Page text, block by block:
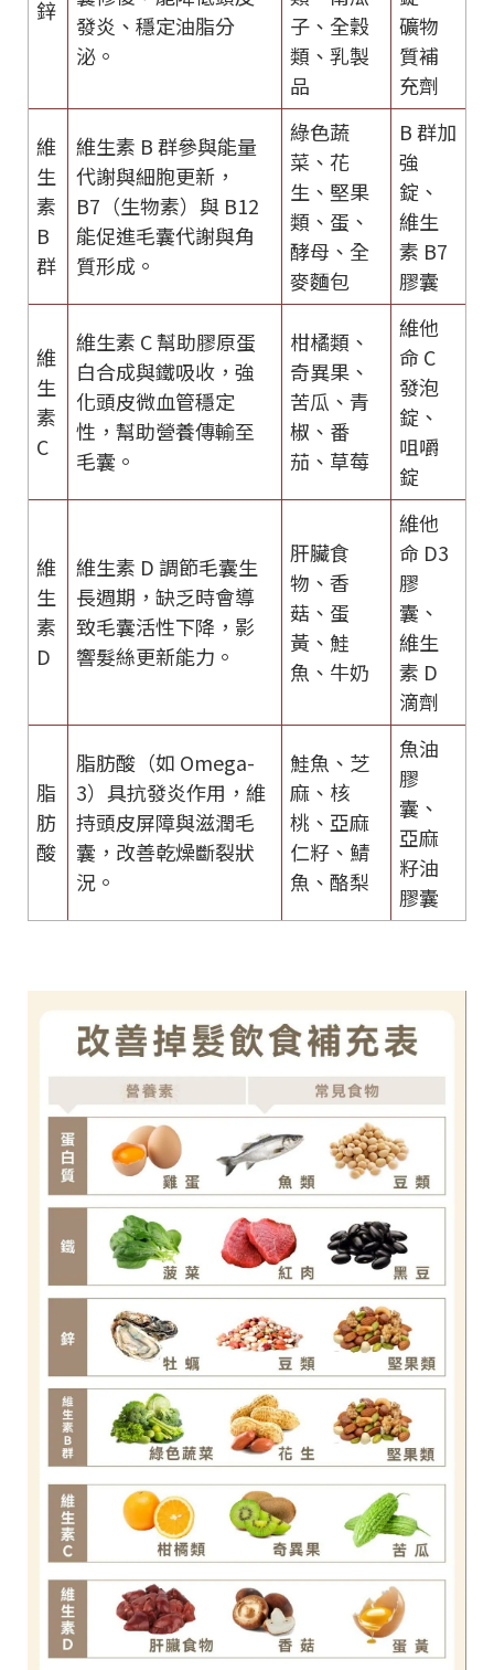
鋅
發炎、穩定油脂分
泌。
子、全穀
類、乳製
品
礦物
質補
充劑
維
生
素
B
群
維生素 B 群參與能量
代謝與細胞更新，
B7（生物素）與 B12
能促進毛囊代謝與角
質形成。
綠色蔬
菜、花
生、堅果
類、蛋、
酵母、全
麥麵包
B 群加
強
錠、
維生
素 B7
膠囊
維
生
素
C
維生素 C 幫助膠原蛋
白合成與鐵吸收，強
化頭皮微血管穩定
性，幫助營養傳輸至
毛囊。
柑橘類、
奇異果、
苦瓜、青
椒、番
茄、草莓
維他
命 C
發泡
錠、
咀嚼
錠
維
生
素
D
維生素 D 調節毛囊生
長週期，缺乏時會導
致毛囊活性下降，影
響髮絲更新能力。
肝臟食
物、香
菇、蛋
黃、鮭
魚、牛奶
維他
命 D3
膠
囊、
維生
素 D
滴劑
脂
肪
酸
脂肪酸（如 Omega-
3）具抗發炎作用，維
持頭皮屏障與滋潤毛
囊，改善乾燥斷裂狀
況。
鮭魚、芝
麻、核
桃、亞麻
仁籽、鯖
魚、酪梨
魚油
膠
囊、
亞麻
籽油
膠囊